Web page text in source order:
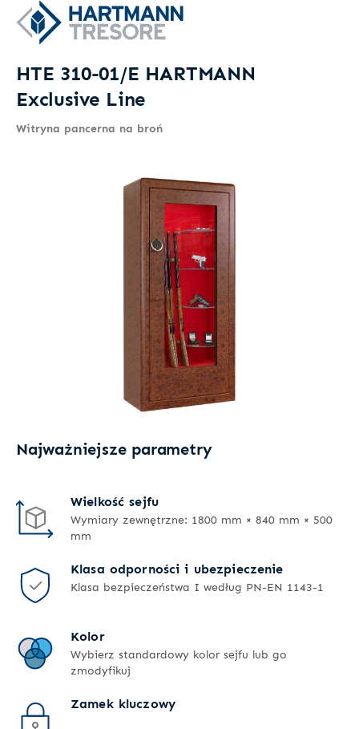
HTE 310-01/E HARTMANN
Exclusive Line
Witryna pancerna na broń
Najważniejsze parametry
Wielkość sejfu
Wymiary zewnętrzne: 1800 mm × 840 mm × 500
mm
Klasa odporności i ubezpieczenie
Klasa bezpieczeństwa I według PN-EN 1143-1
Kolor
Wybierz standardowy kolor sejfu lub go
zmodyfikuj
Zamek kluczowy